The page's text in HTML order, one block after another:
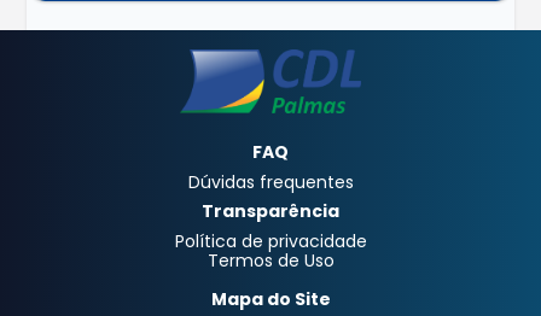
FAQ
Dúvidas frequentes
Transparência
Política de privacidade
Termos de Uso
Mapa do Site